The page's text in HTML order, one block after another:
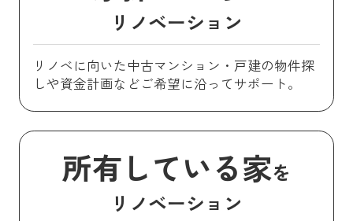
リノベーション
リノベに向いた中古マンション・戸建の物件探
しや資金計画などご希望に沿ってサポート。
所有している家を
リノベーション